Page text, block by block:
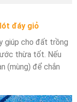
đáy giỏ
giúp cho đất trồng
thừa tốt. Nếu
(mùng) để chắn